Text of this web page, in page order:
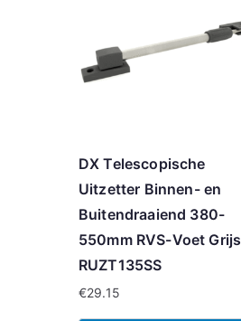
DX Telescopische
Uitzetter Binnen- en
Buitendraaiend 380-
550mm RVS-Voet Grijs
RUZT135SS
€29.15